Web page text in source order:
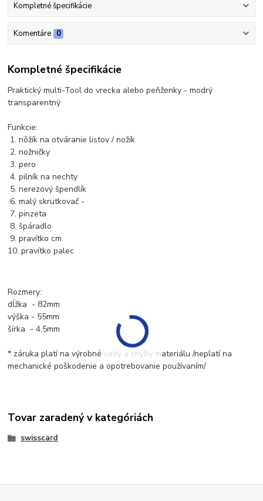
Kompletné špecifikácie
Komentáre 0
Kompletné špecifikácie
Praktický multi-Tool do vrecka alebo peňženky - modrý
transparentný
Funkcie:
1. nôžík na otváranie listov / nožík
2. nožničky
3. pero
4. pilník na nechty
5. nerezový špendlík
6. malý skrutkovač -
7. pinzeta
8. špáradlo
9. pravítko cm
10. pravítko palec
Rozmery:
dĺžka - 82mm
výška - 55mm
šírka - 4,5mm
* záruka platí na výrobné vady a chyby materiálu /neplatí na
mechanické poškodenie a opotrebovanie používaním/
Tovar zaradený v kategóriách
swisscard